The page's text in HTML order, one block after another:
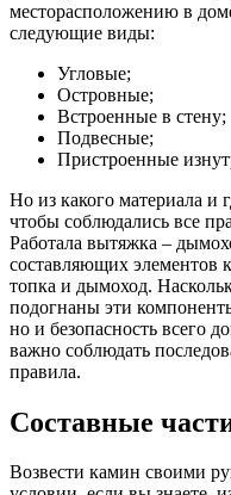
месторасположению в
следующие виды:
Угловые;
Островные;
Встроенные в стену;
Подвесные;
Пристроенные
Но из какого материала и
чтобы соблюдались все
Работала вытяжка –
составляющих элементов
топка и дымоход.
подогнаны эти
но и безопасность всего
важно соблюдать
правила.
Составные
Возвести камин своими